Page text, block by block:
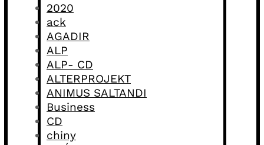
2020
ack
AGADIR
ALP
ALP- CD
ALTERPROJEKT
ANIMUS SALTANDI
Business
CD
chiny